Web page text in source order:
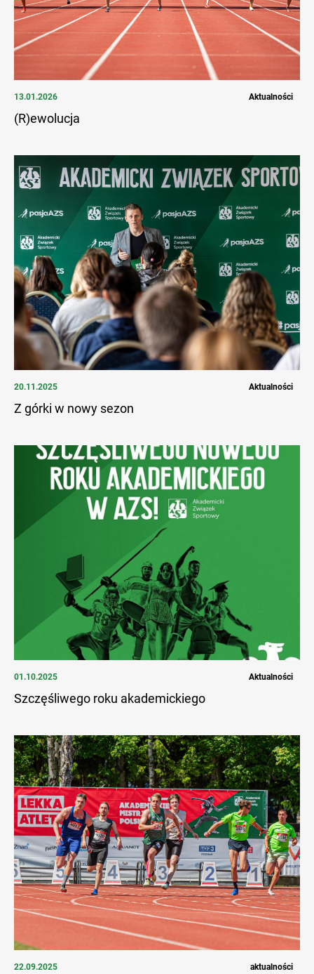
13.01.2026 Aktualności
(R)ewolucja
20.11.2025 Aktualności
Z górki w nowy sezon
01.10.2025 Aktualności
Szczęśliwego roku akademickiego
22.09.2025 aktualności